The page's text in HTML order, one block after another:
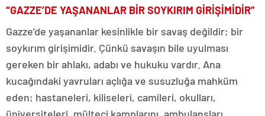
“GAZZE’DE YAŞANANLAR BİR SOYKIRIM GİRİŞİMİDİR”
Gazze’de yaşananlar kesinlikle bir savaş değildir; bir
soykırım girişimidir. Çünkü savaşın bile uyulması
gereken bir ahlakı, adabı ve hukuku vardır. Ana
kucağındaki yavruları açlığa ve susuzluğa mahküm
eden; hastaneleri, kiliseleri, camileri, okulları,